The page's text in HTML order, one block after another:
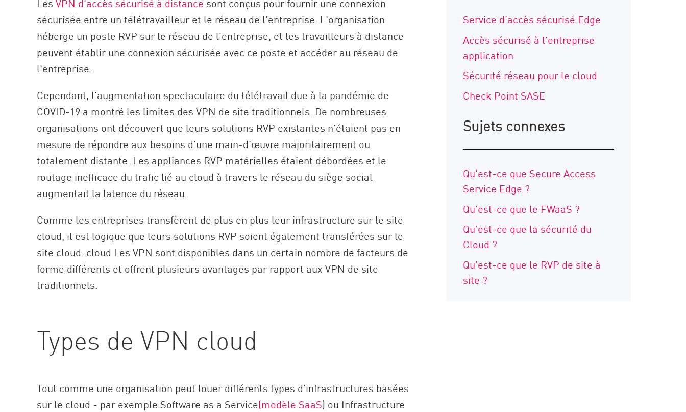
AI Agent Security
sécurisée entre un télétravailleur et le réseau de l'entreprise. L'organisation
héberge un poste RVP sur le réseau de l'entreprise, et les travailleurs à distance
peuvent établir une connexion sécurisée avec ce poste et accéder au réseau de
l'entreprise.
Cependant, l'augmentation spectaculaire du télétravail due à la pandémie de
COVID-19 a montré les limites des VPN de site traditionnels. De nombreuses
organisations ont découvert que leurs solutions RVP existantes n'étaient pas en
mesure de répondre aux besoins d'une main-d'œuvre majoritairement ou
totalement distante. Les appliances RVP matérielles étaient débordées et le
routage inefficace du trafic lié au cloud à travers le réseau du siège social
augmentait la latence du réseau.
Comme les entreprises transfèrent de plus en plus leur infrastructure sur le site
cloud, il est logique que leurs solutions RVP soient également transférées sur le
site cloud. cloud Les VPN sont disponibles dans un certain nombre de facteurs de
forme différents et offrent plusieurs avantages par rapport aux VPN de site
traditionnels.
Types de VPN cloud
Tout comme une organisation peut louer différents types d'infrastructures basées
sur le cloud - par exemple Software as a Service(modèle SaaS) ou Infrastructure
Service d’accès sécurisé Edge
Accès sécurisé à l'entreprise
application
Sécurité réseau pour le cloud
Check Point SASE
Sujets connexes
Qu'est-ce que Secure Access
Service Edge ?
Qu'est-ce que le FWaaS ?
Qu'est-ce que la sécurité du
Cloud ?
Qu'est-ce que le RVP de site à
site ?